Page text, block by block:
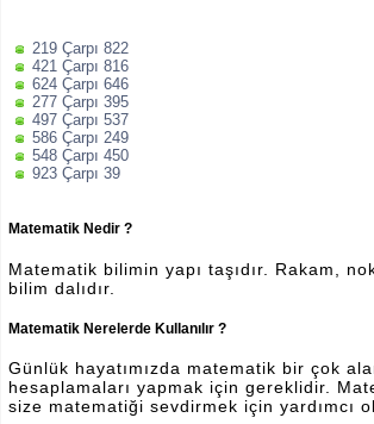
219 Çarpı 822
421 Çarpı 816
624 Çarpı 646
277 Çarpı 395
497 Çarpı 537
586 Çarpı 249
548 Çarpı 450
923 Çarpı 39
Matematik Nedir ?
Matematik bilimin yapı taşıdır. Rakam,
bilim dalıdır.
Matematik Nerelerde Kullanılır ?
Günlük hayatımızda matematik bir çok
hesaplamaları yapmak için gereklidir.
size matematiği sevdirmek için yardımcı